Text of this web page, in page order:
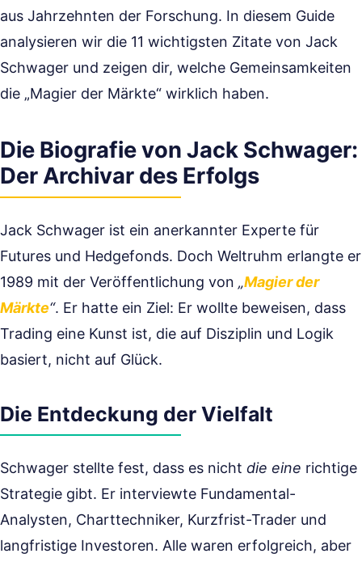
aus Jahrzehnten der Forschung. In diesem Guide
analysieren wir die 11 wichtigsten Zitate von Jack
Schwager und zeigen dir, welche Gemeinsamkeiten
die „Magier der Märkte“ wirklich haben.
Die Biografie von Jack Schwager:
Der Archivar des Erfolgs
Jack Schwager ist ein anerkannter Experte für
Futures und Hedgefonds. Doch Weltruhm erlangte er
1989 mit der Veröffentlichung von „Magier der
Märkte“. Er hatte ein Ziel: Er wollte beweisen, dass
Trading eine Kunst ist, die auf Disziplin und Logik
basiert, nicht auf Glück.
Die Entdeckung der Vielfalt
Schwager stellte fest, dass es nicht die eine richtige
Strategie gibt. Er interviewte Fundamental-
Analysten, Charttechniker, Kurzfrist-Trader und
langfristige Investoren. Alle waren erfolgreich, aber